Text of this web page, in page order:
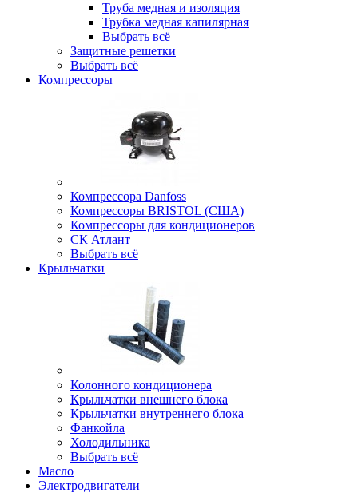
Труба медная и изоляция
Трубка медная капилярная
Выбрать всё
Защитные решетки
Выбрать всё
Компрессоры
Компрессора Danfoss
Компрессоры BRISTOL (США)
Компрессоры для кондиционеров
СК Атлант
Выбрать всё
Крыльчатки
Колонного кондиционера
Крыльчатки внешнего блока
Крыльчатки внутреннего блока
Фанкойла
Холодильника
Выбрать всё
Масло
Электродвигатели